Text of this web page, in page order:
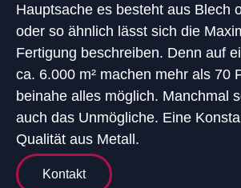
Hauptsache es besteht aus Blech
oder so ähnlich lässt sich die
Fertigung beschreiben. Denn auf
ca. 6.000 m² machen mehr als 70
beinahe alles möglich. Manchmal
auch das Unmögliche. Eine
Qualität aus Metall.
Kontakt